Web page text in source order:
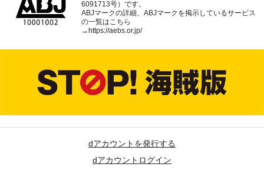
6091713号）です。
ABJマークの詳細、ABJマークを掲示しているサービス
の一覧はこちら
→ https://aebs.or.jp/
dアカウントを発行する
dアカウントログイン